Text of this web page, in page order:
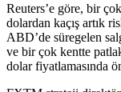
Reuters’e göre, bir
dolardan kaçış artık
ABD’de süregelen
ve bir çok kentte
dolar fiyatlamasında